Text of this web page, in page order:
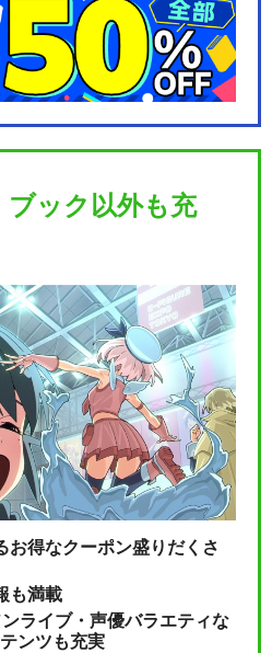
ブック以外も充
お得なクーポン盛りだくさ
も満載
ライブ・声優バラエティな
ンツも充実